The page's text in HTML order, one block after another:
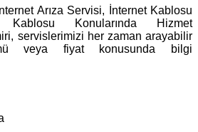
Arıza Servisi, İnternet Kablosu
Kablosu Konularında Hizmet
servislerimizi her zaman arayabilir
veya fiyat konusunda bilgi